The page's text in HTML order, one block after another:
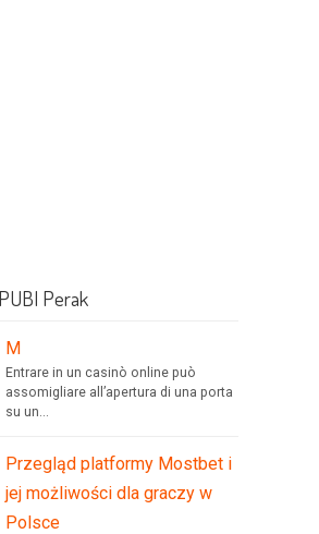
Perak
M
Entrare in un casinò online può
assomigliare all’apertura di una porta
su un...
Przegląd platformy Mostbet i
jej możliwości dla graczy w
Polsce